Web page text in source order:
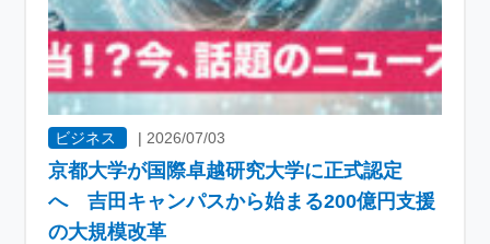
ビジネス | 2026/07/03
京都大学が国際卓越研究大学に正式認定
へ 吉田キャンパスから始まる200億円支援
の大規模改革